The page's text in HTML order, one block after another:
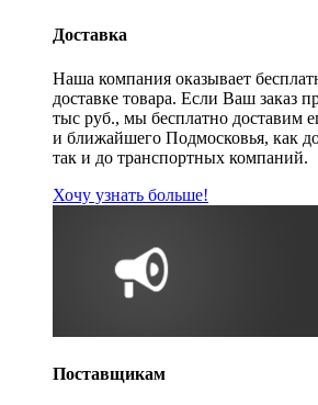
Доставка
Наша компания оказывает
доставке товара. Если Ваш заказ
тыс руб., мы бесплатно доставим
и ближайшего Подмосковья, как
так и до транспортных компаний.
Хочу узнать больше!
Поставщикам